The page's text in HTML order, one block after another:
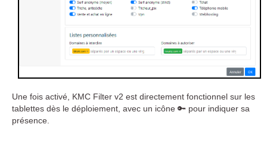
Une fois activé, KMC Filter v2 est directement fonctionnel sur les
tablettes dès le déploiement, avec un icône 🔑 pour indiquer sa
présence.